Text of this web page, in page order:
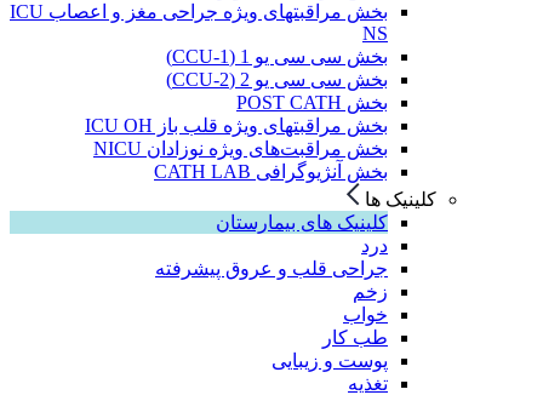
بخش مراقبتهای ویژه جراحی مغز و اعصاب ICU
NS
بخش سی سی یو 1 (CCU-1)
بخش سی سی یو 2 (CCU-2)
بخش POST CATH
بخش مراقبتهای ویژه قلب باز ICU OH
بخش مراقبت‌های ویژه نوزادان NICU
بخش آنژیوگرافی CATH LAB
کلینیک ها
کلینیک های بیمارستان
درد
جراحی قلب و عروق پیشرفته
زخم
خواب
طب کار
پوست و زیبایی
تغذیه